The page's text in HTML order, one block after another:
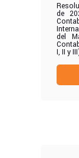
de
del
I, II y